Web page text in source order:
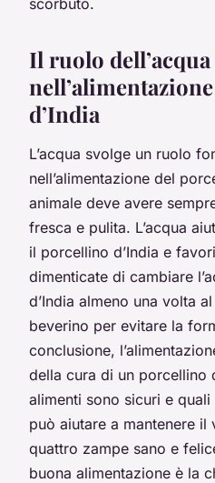
Il ruolo dell’acqua
d’India
L’acqua svolge un ruolo
nell’alimentazione del
animale deve avere
fresca e pulita. L’acqua
il porcellino d’India e
dimenticate di cambiare
d’India almeno una volta
beverino per evitare la
conclusione,
della cura di un porcellino
alimenti sono sicuri e
può aiutare a mantenere
quattro zampe sano e
buona alimentazione è la